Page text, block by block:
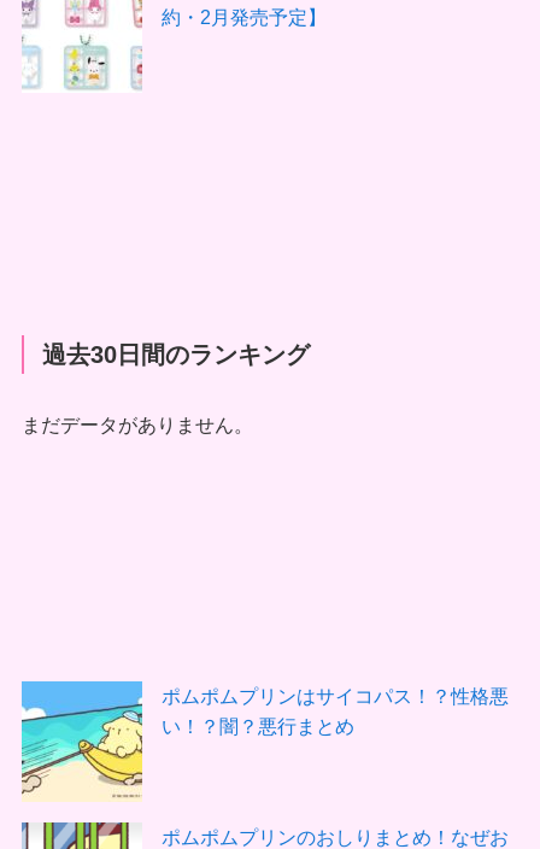
約・2月発売予定】
過去30日間のランキング
まだデータがありません。
ポムポムプリンはサイコパス！？性格悪
い！？闇？悪行まとめ
ポムポムプリンのおしりまとめ！なぜお